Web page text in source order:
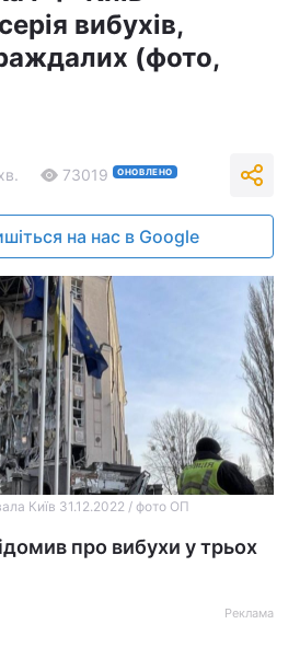
вибухів,
(фото,
73019 ОНОВЛЕНО
на нас в Google
Київ 31.12.2022 / фото ОП
про вибухи у трьох
Реклама